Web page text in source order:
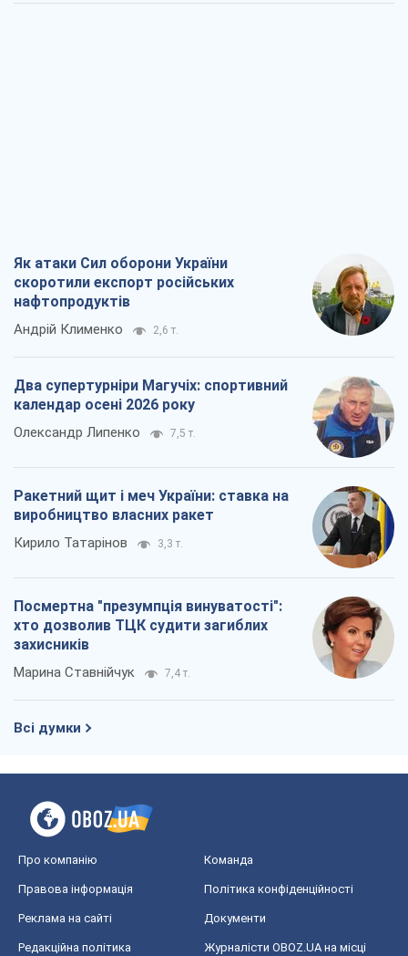
Як атаки Сил оборони України
скоротили експорт російських
нафтопродуктів
Андрій Клименко 2,6 т.
Два супертурніри Магучіх: спортивний
календар осені 2026 року
Олександр Липенко 7,5 т.
Ракетний щит і меч України: ставка на
виробництво власних ракет
Кирило Татарінов 3,3 т.
Посмертна "презумпція винуватості":
хто дозволив ТЦК судити загиблих
захисників
Марина Ставнійчук 7,4 т.
Всі думки
Про компанію Команда
Правова інформація Політика конфіденційності
Реклама на сайті Документи
Редакційна політика
Журналісти OBOZ.UA на місці